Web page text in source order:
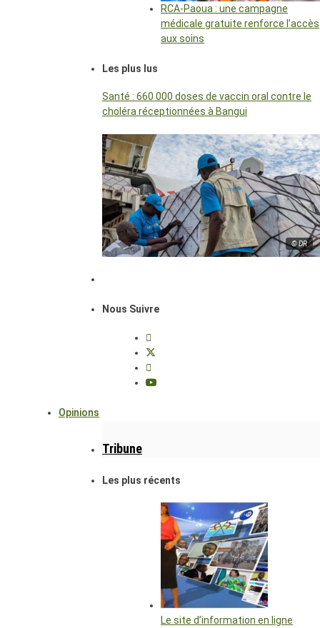
RCA-Paoua : une campagne
médicale gratuite renforce l’accès
aux soins
Les plus lus
Santé : 660 000 doses de vaccin oral contre le
choléra réceptionnées à Bangui
© DR
Nous Suivre
Opinions
Tribune
Les plus récents
Le site d’information en ligne